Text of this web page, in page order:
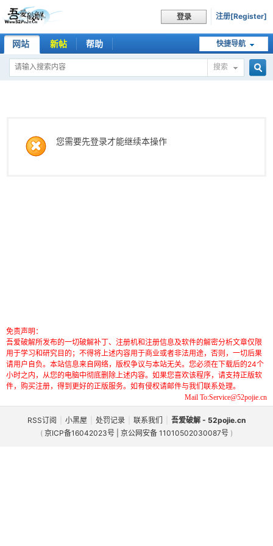
登录 注册[Register]
快捷导航
网站 新帖 帮助
搜索
您需要先登录才能继续本操作
免责声明：
吾爱破解所发布的一切破解补丁、注册机和注册信息及软件的解密分析文章仅限
用于学习和研究目的；不得将上述内容用于商业或者非法用途，否则，一切后果
请用户自负。本站信息来自网络，版权争议与本站无关。您必须在下载后的24个
小时之内，从您的电脑中彻底删除上述内容。如果您喜欢该程序，请支持正版软
件，购买注册，得到更好的正版服务。如有侵权请邮件与我们联系处理。
Mail To:Service@52pojie.cn
RSS订阅 小黑屋 处罚记录 联系我们
吾爱破解 - 52pojie.cn
( 京ICP备16042023号 | 京公网安备 11010502030087号 )